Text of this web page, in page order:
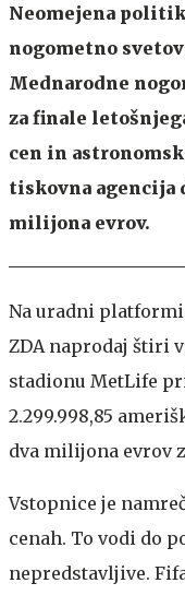
Neomejena
nogometno
Mednarodne
za finale
cen in
tiskovna agencija
milijona evrov.
Na uradni
ZDA naprodaj štiri
stadionu MetLife
2.299.998,85
dva milijona evrov
Vstopnice je
cenah. To vodi do
nepredstavljive.